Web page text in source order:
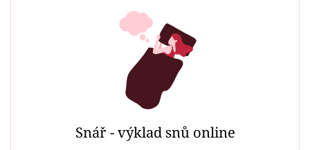
Snář - výklad snů online